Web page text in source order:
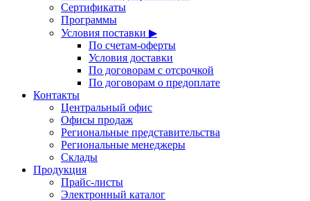
Сертификаты
Программы
Условия поставки ▶
По счетам-оферты
Условия доставки
По договорам с отсрочкой
По договорам о предоплате
Контакты
Центральный офис
Офисы продаж
Региональные представительства
Региональные менеджеры
Склады
Продукция
Прайс-листы
Электронный каталог